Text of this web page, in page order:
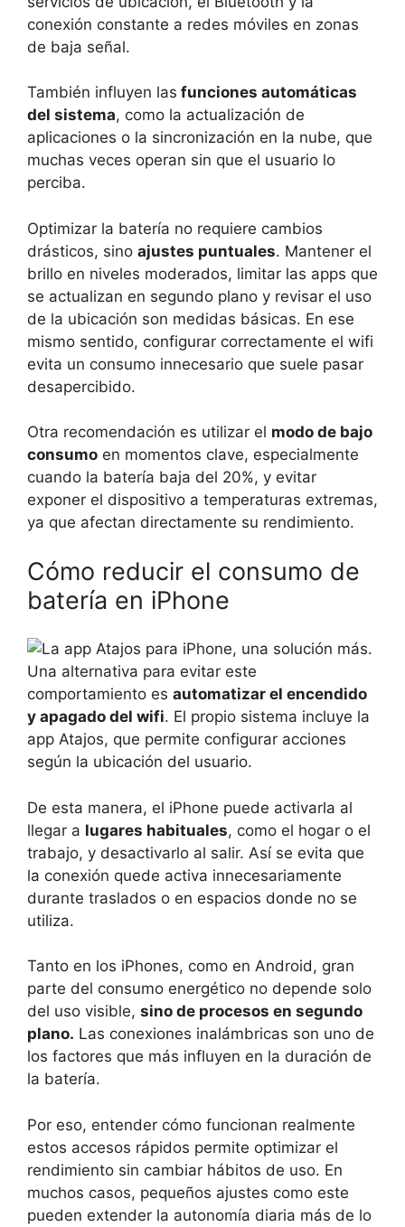
conexión constante a redes móviles en zonas
de baja señal.
También influyen las funciones automáticas
del sistema, como la actualización de
aplicaciones o la sincronización en la nube, que
muchas veces operan sin que el usuario lo
perciba.
Optimizar la batería no requiere cambios
drásticos, sino ajustes puntuales. Mantener el
brillo en niveles moderados, limitar las apps que
se actualizan en segundo plano y revisar el uso
de la ubicación son medidas básicas. En ese
mismo sentido, configurar correctamente el wifi
evita un consumo innecesario que suele pasar
desapercibido.
Otra recomendación es utilizar el modo de bajo
consumo en momentos clave, especialmente
cuando la batería baja del 20%, y evitar
exponer el dispositivo a temperaturas extremas,
ya que afectan directamente su rendimiento.
Cómo reducir el consumo de
batería en iPhone
Una alternativa para evitar este
comportamiento es automatizar el encendido
y apagado del wifi. El propio sistema incluye la
app Atajos, que permite configurar acciones
según la ubicación del usuario.
De esta manera, el iPhone puede activarla al
llegar a lugares habituales, como el hogar o el
trabajo, y desactivarlo al salir. Así se evita que
la conexión quede activa innecesariamente
durante traslados o en espacios donde no se
utiliza.
Tanto en los iPhones, como en Android, gran
parte del consumo energético no depende solo
del uso visible, sino de procesos en segundo
plano. Las conexiones inalámbricas son uno de
los factores que más influyen en la duración de
la batería.
Por eso, entender cómo funcionan realmente
estos accesos rápidos permite optimizar el
rendimiento sin cambiar hábitos de uso. En
muchos casos, pequeños ajustes como este
pueden extender la autonomía diaria más de lo